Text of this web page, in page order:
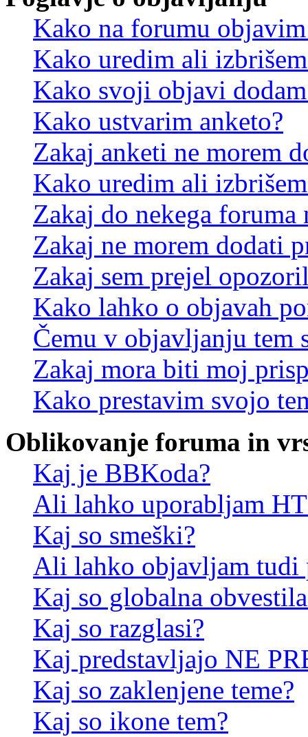
Kako na forumu
Kako uredim ali
Kako svoji objavi
Kako ustvarim anketo?
Zakaj anketi ne morem
Kako uredim ali
Zakaj do nekega foruma
Zakaj ne morem dodati
Zakaj sem prejel
Kako lahko o objavah
Čemu v objavljanju tem
Zakaj mora biti moj
Kako prestavim svojo
Oblikovanje foruma in
Kaj je BBKoda?
Ali lahko uporabljam
Kaj so smeški?
Ali lahko objavljam tudi
Kaj so globalna
Kaj so razglasi?
Kaj predstavljajo NE
Kaj so zaklenjene teme?
Kaj so ikone tem?